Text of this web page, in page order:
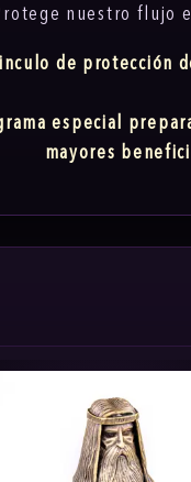
nuestro flujo
de protección
especial
mayores